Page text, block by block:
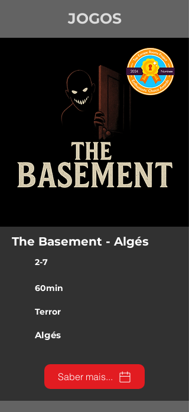
JOGOS
The Basement - Algés
2-7
60min
Terror
Algés
Saber mais...